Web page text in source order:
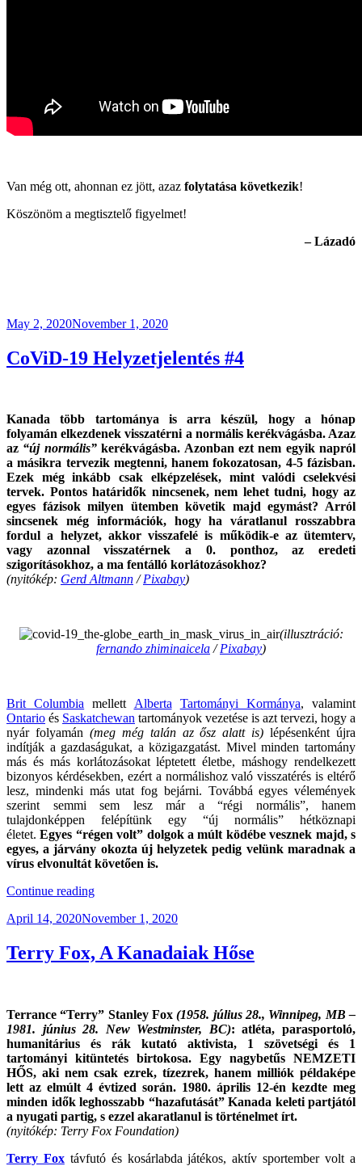
Van még ott, ahonnan ez jött, azaz folytatása következik!
Köszönöm a megtisztelő figyelmet!
– Lázadó
Posted
May 2, 2020November 1, 2020
CoViD-19 Helyzetjelentés #4
Kanada több tartománya is arra készül, hogy a hónap
folyamán elkezdenek visszatérni a normális kerékvágásba. Azaz
az “új normális”kerékvágásba. Azonban ezt nem egyik napról
a másikra tervezik megtenni, hanem fokozatosan, 4-5 fázisban.
Ezek még inkább csak elképzelések, mint valódi cselekvési
tervek. Pontos határidők nincsenek, nem lehet tudni, hogy az
egyes fázisok milyen ütemben követik majd egymást? Arról
sincsenek még információk, hogy ha váratlanul rosszabbra
fordul a helyzet, akkor visszafelé is működik-e az ütemterv,
vagy azonnal visszatérnek a 0. ponthoz, az eredeti
szigorításokhoz, a ma fentálló korlátozásokhoz?
(nyitókép: Gerd Altmann/Pixabay)
(illusztráció:
fernando zhiminaicela/Pixabay)
Brit Columbia mellett Alberta Tartományi Kormánya, valamint
Ontario és Saskatchewan tartományok vezetése is azt tervezi, hogy a
nyár folyamán (meg még talán az ősz alatt is) lépésenként újra
indítják a gazdaságukat, a közigazgatást. Mivel minden tartomány
más és más korlátozásokat léptetett életbe, máshogy rendelkezett
bizonyos kérdésekben, ezért a normálishoz való visszatérés is eltérő
lesz, mindenki más utat fog bejárni. Továbbá egyes vélemények
szerint semmi sem lesz már a “régi normális”, hanem
tulajdonképpen felépítünk egy “új normális” hétköznapi
életet.Egyes “régen volt” dolgok a múlt ködébe vesznek majd, s
egyes, a járvány okozta új helyzetek pedig velünk maradnak a
vírus elvonultát követően is.
Continue reading“CoViD-
Helyzetjelentés
Posted
April 14, 2020November 1, 2020
Terry Fox, A Kanadaiak Hőse
Terrance “Terry” Stanley Fox(1958. július 28., Winnipeg, MB –
1981. június 28. New Westminster, BC): atléta, parasportoló,
humanitárius és rák kutató aktivista, 1 szövetségi és 1
tartományi kitüntetés birtokosa. Egy nagybetűs NEMZETI
HŐS, aki nem csak ezrek, tízezrek, hanem milliók példaképe
lett az elmúlt 4 évtized során. 1980. április 12-én kezdte meg
minden idők leghosszabb “hazafutását” Kanada keleti partjától
a nyugati partig, s ezzel akaratlanul is történelmet írt.
(nyitókép: Terry Fox Foundation)
Terry Fox távfutó és kosárlabda játékos, aktív sportember volt a